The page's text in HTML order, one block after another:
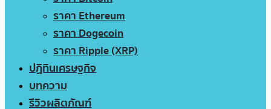
ราคา Ethereum
ราคา Dogecoin
ราคา Ripple (XRP)
ปฏิทินเศรษฐกิจ
บทความ
รีวิวผลิตภัณฑ์